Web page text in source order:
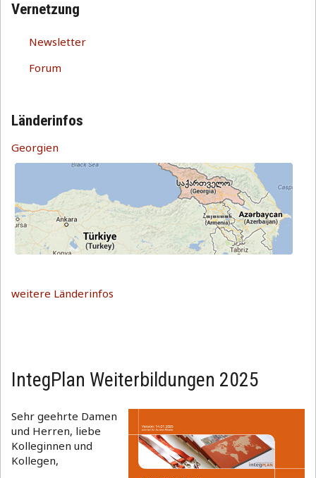
Vernetzung
Newsletter
Forum
Länderinfos
Georgien
weitere Länderinfos
IntegPlan Weiterbildungen 2025
Sehr geehrte Damen
und Herren, liebe
Kolleginnen und
Kollegen,